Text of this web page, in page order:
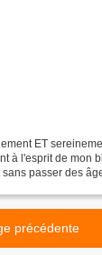
ET
à l'esprit de mon
passer des
précédente